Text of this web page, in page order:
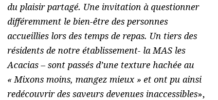
du plaisir partagé. Une invitation à questionner
différemment le bien-être des personnes
accueillies lors des temps de repas. Un tiers des
résidents de notre établissement- la MAS les
Acacias – sont passés d’une texture hachée au
« Mixons moins, mangez mieux » et ont pu ainsi
redécouvrir des saveurs devenues inaccessibles»,